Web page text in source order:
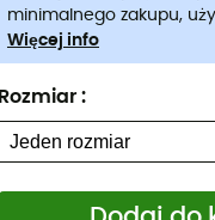
minimalnego zakupu,
Więcej info
Rozmiar :